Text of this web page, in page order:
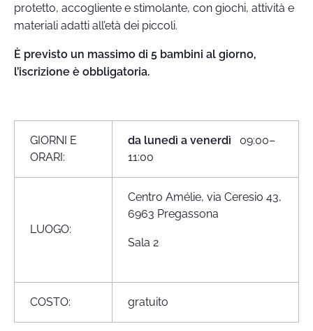
protetto, accogliente e stimolante, con giochi, attività e
materiali adatti all’età dei piccoli.
È previsto un massimo di 5 bambini al giorno,
l’iscrizione è obbligatoria.
GIORNI E
ORARI:
da lunedì a venerdì 09:00–
11:00
LUOGO:
Centro Amélie, via Ceresio 43,
6963 Pregassona
Sala 2
COSTO: gratuito